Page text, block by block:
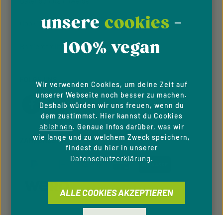
Cookie-Einstellungen
Barrierefreiheit
ZAHLUNGSARTEN
unsere cookies -
100% vegan
Wir verwenden Cookies, um deine Zeit auf
unserer Webseite noch besser zu machen.
Deshalb würden wir uns freuen, wenn du
dem zustimmst. Hier kannst du Cookies
ablehnen. Genaue Infos darüber, was wir
wie lange und zu welchem Zweck speichern,
findest du hier in unserer
Datenschutzerklärung.
ALLE COOKIES AKZEPTIEREN